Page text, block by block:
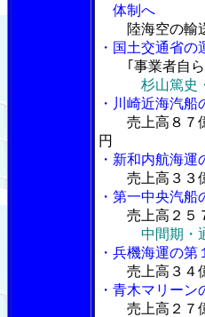
体制へ
陸海空の輸
・国土交通省
｢事業者自ら
杉山篤史
・川崎近海汽
売上高８７
円
・新和内航海
売上高３３
・第一中央汽
売上高２５
中間期・
・兵機海運の
売上高３４
・青木マリー
売上高２７億